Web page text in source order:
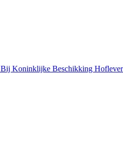
Bij Koninklijke Beschikking